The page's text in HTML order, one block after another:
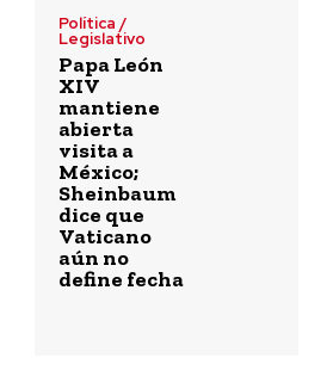
Política /
Legislativo
Papa León
XIV
mantiene
abierta
visita a
México;
Sheinbaum
dice que
Vaticano
aún no
define fecha